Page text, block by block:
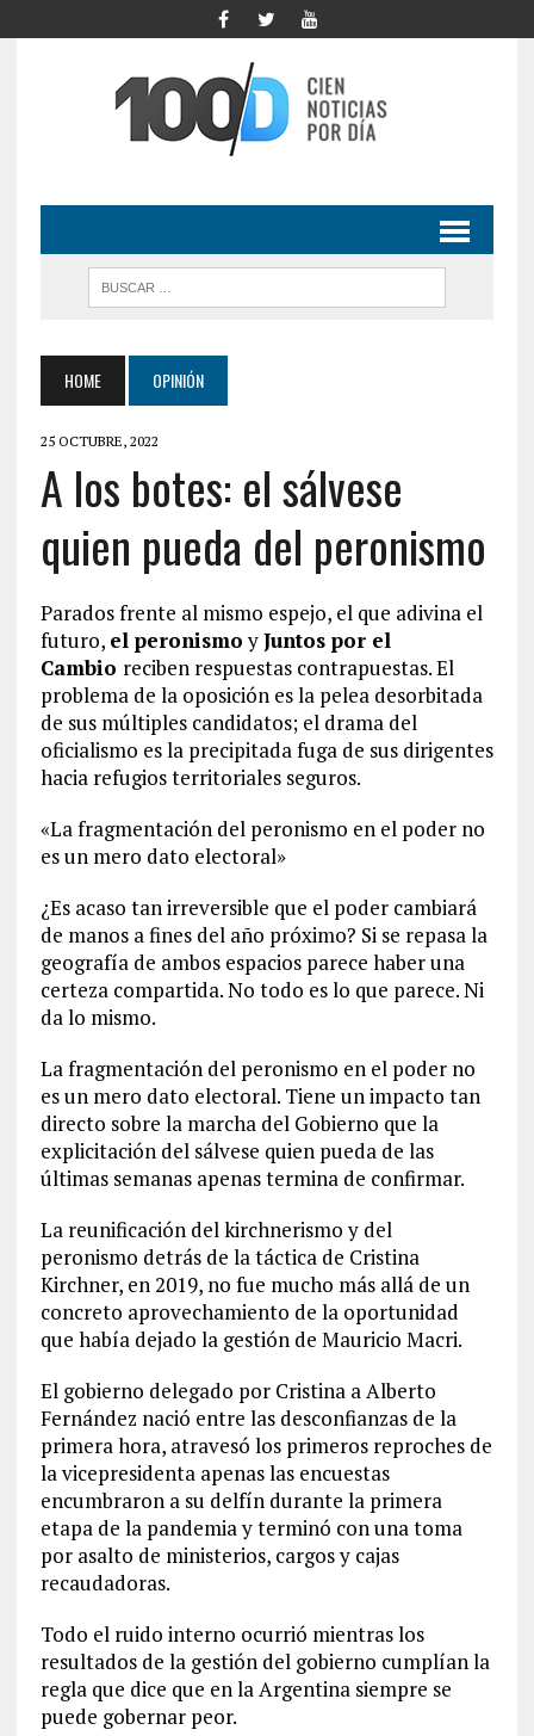
HOME OPINIÓN
25 OCTUBRE, 2022
A los botes: el sálvese
quien pueda del peronismo
Parados frente al mismo espejo, el que adivina el
futuro, el peronismoyJuntos por el
Cambio reciben respuestas contrapuestas. El
problema de la oposición es la pelea desorbitada
de sus múltiples candidatos; el drama del
oficialismo es la precipitada fuga de sus dirigentes
hacia refugios territoriales seguros.
«La fragmentación del peronismo en el poder no
es un mero dato electoral»
¿Es acaso tan irreversible que el poder cambiará
de manos a fines del año próximo? Si se repasa la
geografía de ambos espacios parece haber una
certeza compartida. No todo es lo que parece. Ni
da lo mismo.
La fragmentación del peronismo en el poder no
es un mero dato electoral. Tiene un impacto tan
directo sobre la marcha del Gobierno que la
explicitación del sálvese quien pueda de las
últimas semanas apenas termina de confirmar.
La reunificación del kirchnerismo y del
peronismo detrás de la táctica de Cristina
Kirchner, en 2019, no fue mucho más allá de un
concreto aprovechamiento de la oportunidad
que había dejado la gestión de Mauricio Macri.
El gobierno delegado por Cristina a Alberto
Fernández nació entre las desconfianzas de la
primera hora, atravesó los primeros reproches de
la vicepresidenta apenas las encuestas
encumbraron a su delfín durante la primera
etapa de la pandemia y terminó con una toma
por asalto de ministerios, cargos y cajas
recaudadoras.
Todo el ruido interno ocurrió mientras los
resultados de la gestión del gobierno cumplían la
regla que dice que en la Argentina siempre se
puede gobernar peor.